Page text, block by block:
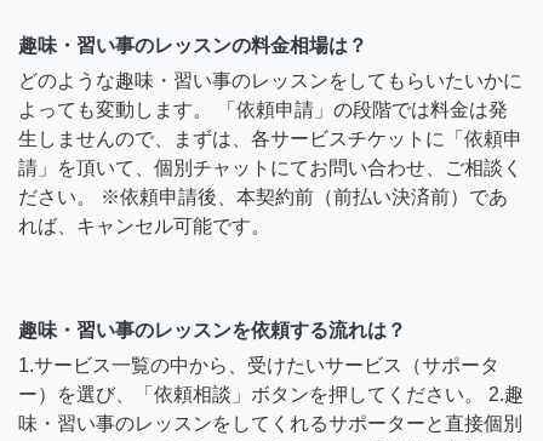
趣味・習い事のレッスンの料金相場は？
どのような趣味・習い事のレッスンをしてもらいたいかに
よっても変動します。 「依頼申請」の段階では料金は発
生しませんので、まずは、各サービスチケットに「依頼申
請」を頂いて、個別チャットにてお問い合わせ、ご相談く
ださい。 ※依頼申請後、本契約前（前払い決済前）であ
れば、キャンセル可能です。
趣味・習い事のレッスンを依頼する流れは？
1.サービス一覧の中から、受けたいサービス（サポータ
ー）を選び、「依頼相談」ボタンを押してください。 2.趣
味・習い事のレッスンをしてくれるサポーターと直接個別